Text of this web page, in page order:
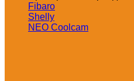
Fibaro
Shelly
NEO Coolcam